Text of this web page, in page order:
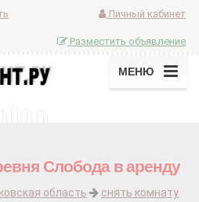
Личный кабинет
Разместить объявление
МЕНЮ
Слобода в аренду
область
снять комнату